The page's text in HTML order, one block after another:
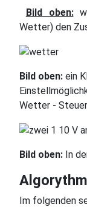
Bild oben:
Wetter) den
Bild oben: ein
Wetter -
Bild oben: In
Algorythm
Im folgenden